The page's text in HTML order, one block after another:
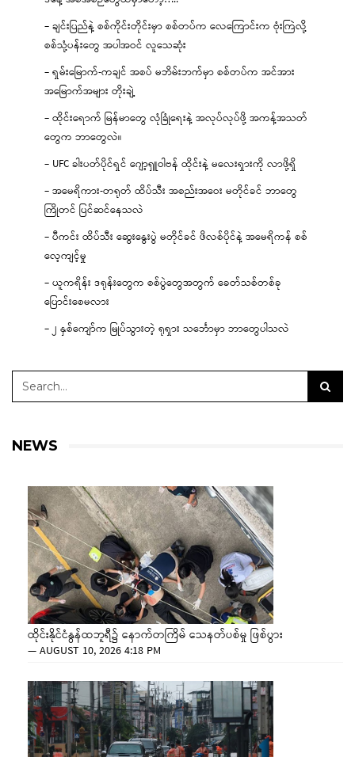
– ချင်းပြည်နဲ့ စစ်ကိုင်းတိုင်းမှာ စစ်တပ်က လေကြောင်းက ဗုံးကြဲလို့
စစ်သုံ့ပန်းတွေ အပါအဝင် လူသေဆုံး
– ရှမ်းမြောက်-ကချင် အစပ် မဘိမ်းဘက်မှာ စစ်တပ်က အင်အား
အမြောက်အများ တိုးချဲ့
– ထိုင်းရောက် မြန်မာတွေ လုံခြုံရေးနဲ့ အလုပ်လုပ်ဖို့ အကန့်အသတ်
တွေက ဘာတွေလဲ။
– UFC ခါးပတ်ပိုင်ရှင် ဂျော့ရှူဝါဗန် ထိုင်းနဲ့ မလေးရှားကို လာဖို့ရှိ
– အမေရိကား-တရုတ် ထိပ်သီး အစည်းအဝေး မတိုင်ခင် ဘာတွေ
ကြိုတင် ပြင်ဆင်နေသလဲ
– ပီကင်း ထိပ်သီး ဆွေးနွေးပွဲ မတိုင်ခင် ဖိလစ်ပိုင်နဲ့ အမေရိကန် စစ်
လေ့ကျင့်မှု
– ယူကရိန်း ဒရုန်းတွေက စစ်ပွဲတွေအတွက် ခေတ်သစ်တစ်ခု
ပြောင်းစေမလား
– ၂ နှစ်ကျော်က မြုပ်သွားတဲ့ ရုရှား သင်္ဘောမှာ ဘာတွေပါသလဲ
NEWS
ထိုင်းနိုင်ငံနွန်ထဘူရီ၌ နောက်တကြိမ် သေနတ်ပစ်မှု ဖြစ်ပွား
—AUGUST 10, 2026 4:18 PM